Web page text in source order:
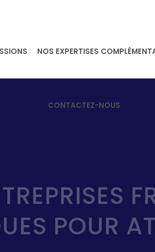
NOS EXPERTISES
CONTACTEZ-NOUS
POUR